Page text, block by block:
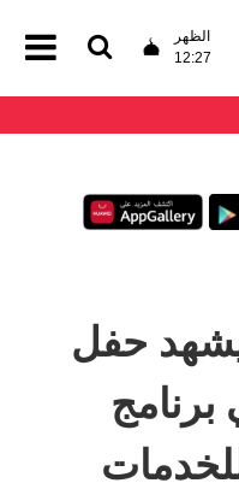
الظهر
12:27
حفل
برنامج